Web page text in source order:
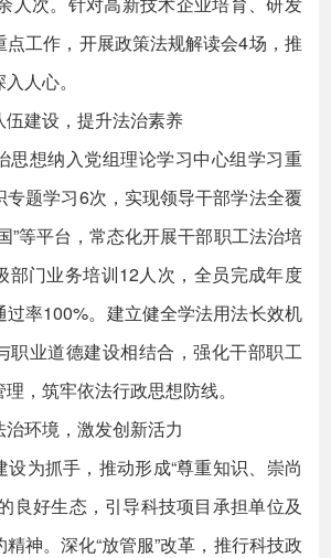
点工作，开展政策法规解读会4场，推
人心。
建设，提升法治素养
想纳入党组理论学习中心组学习重
专题学习6次，实现领导干部学法全覆
”等平台，常态化开展干部职工法治培
部门业务培训12人次，全员完成年度
过率100%。建立健全学法用法长效机
职业道德建设相结合，强化干部职工
，筑牢依法行政思想防线。
环境，激发创新活力
为抓手，推动形成“尊重知识、崇尚
良好生态，引导科技项目承担单位及
神。深化“放管服”改革，推行科技政